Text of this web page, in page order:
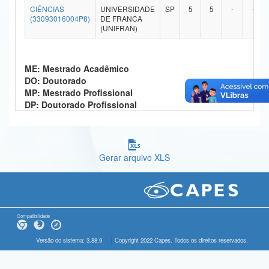
Ministério da Ciência, Tecnologia, Inovações e Comunicações
Ministério do Meio Ambiente
Ministério do Desenvolvimento Regional
Controladoria-Geral da União
Gabinete de Segurança Institucional
Advocacia-Geral da União
CIÊNCIAS
(33093016004P8)
UNIVERSIDADE
DE FRANCA
(UNIFRAN)
SP 5 5 - -
ME: Mestrado Acadêmico
DO: Doutorado
MP: Mestrado Profissional
DP: Doutorado Profissional
Gerar arquivo XLS
Compatibilidade
Versão do sistema: 3.88.9 Copyright 2022 Capes. Todos os direitos reservados.